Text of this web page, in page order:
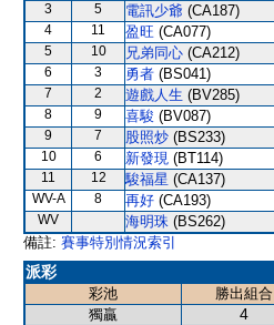
3 5 電訊少爺 (CA187)
4 11 盈旺 (CA077)
5 10 兄弟同心 (CA212)
6 3 勇者 (BS041)
7 2 遊戲人生 (BV285)
8 9 喜駿 (BV087)
9 7 股照炒 (BS233)
10 6 新發現 (BT114)
11 12 駿福星 (CA137)
WV-A 8 再好 (CA193)
WV 海明珠 (BS262)
備註: 賽事特別情況索引
派彩
彩池 勝出組合
獨贏
4